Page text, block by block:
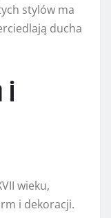
stylów ma
ducha
i
wieku,
i dekoracji.